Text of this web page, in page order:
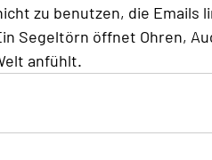
Risiko Glück Mut
zu benutzen, die Emails
Segeltörn öffnet Ohren,
anfühlt.